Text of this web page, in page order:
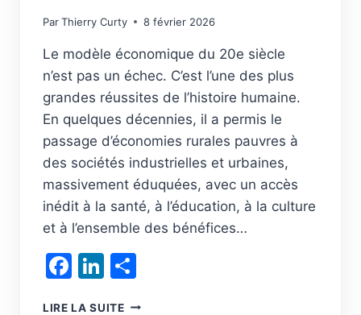
ParThierry Curty 8 février 2026
Le modèle économique du 20e siècle
n’est pas un échec. C’est l’une des plus
grandes réussites de l’histoire humaine.
En quelques décennies, il a permis le
passage d’économies rurales pauvres à
des sociétés industrielles et urbaines,
massivement éduquées, avec un accès
inédit à la santé, à l’éducation, à la culture
et à l’ensemble des bénéfices…
Facebook
LinkedIn
LIRE LA SUITELA